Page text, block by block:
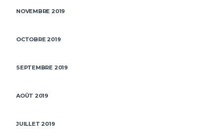
NOVEMBRE 2019
OCTOBRE 2019
SEPTEMBRE 2019
AOÛT 2019
JUILLET 2019